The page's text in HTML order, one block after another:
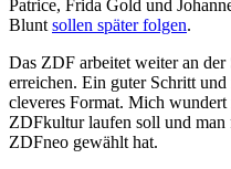
Patrice, Frida Gold und
Bluntsollen später folgen.
Das ZDF arbeitet weiter an
erreichen. Ein guter Schritt
cleveres Format. Mich wundert
ZDFkultur laufen soll und man
ZDFneo gewählt hat.